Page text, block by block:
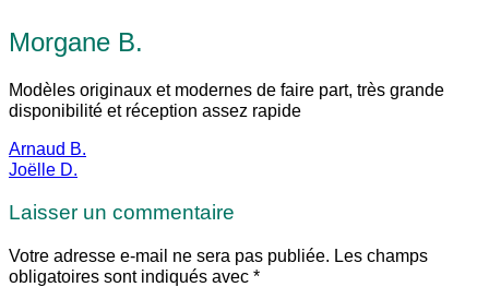
Morgane B.
Modèles originaux et modernes de faire part, très grande
disponibilité et réception assez rapide
Arnaud B.
Joëlle D.
Laisser un commentaire
Votre adresse e-mail ne sera pas publiée. Les champs
obligatoires sont indiqués avec *